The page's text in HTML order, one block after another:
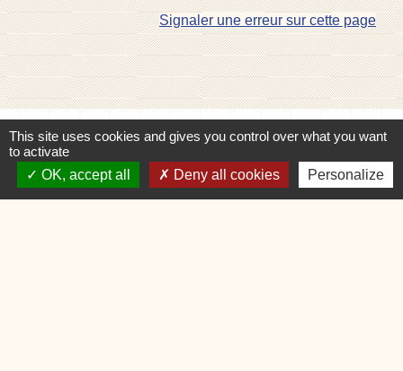
Signaler une erreur sur cette page
Contacts
Commune de Charvonnex
585, route du Chef-Lieu
This site uses cookies and gives you control over what you want
to activate
OK, accept all
Deny all cookies Personalize